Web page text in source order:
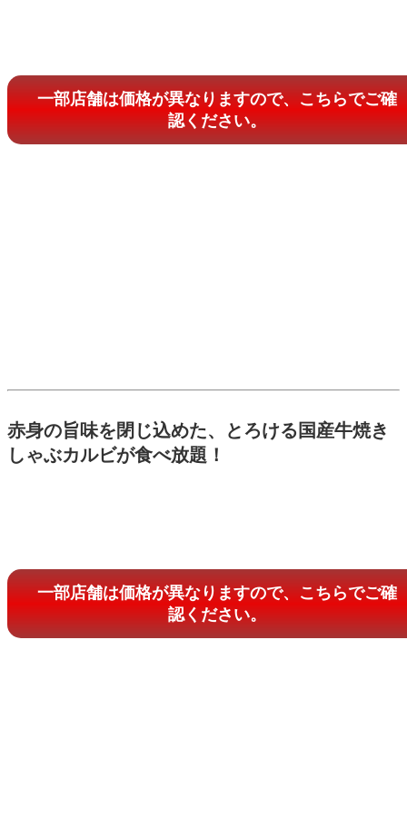
一部店舗は価格が異なりますので、こちらでご確
認ください。
赤身の旨味を閉じ込めた、とろける国産牛焼き
しゃぶカルビが食べ放題！
一部店舗は価格が異なりますので、こちらでご確
認ください。